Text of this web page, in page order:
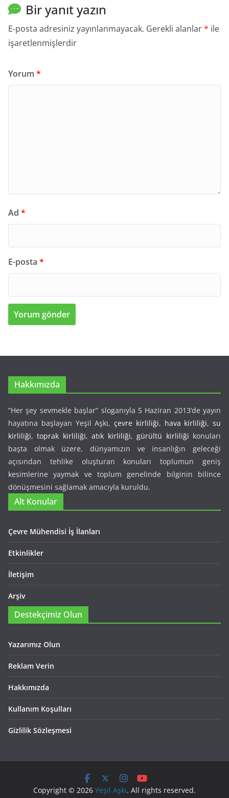
Bir yanıt yazın
E-posta adresiniz yayınlanmayacak. Gerekli alanlar* ile
işaretlenmişlerdir
Yorum *
Ad *
E-posta *
Hakkımızda
“Her şey sevmekle başlar” sloganıyla 5 Haziran 2013’de yayın
hayatına başlayan Yeşil Aşkı, çevre kirliliği, hava kirliliği, su
kirliliği,toprak kirliliği,atık kirliliği,gürültü kirliliği konuları
başta olmak üzere, dünyamızın ve insanlığın geleceği
açısından tehlike oluşturan konuları toplumun geniş
kesimlerine yaymak ve toplum genelinde bilginin bilince
dönüşmesini sağlamak amacıyla kuruldu.
Alt Konular
Çevre Mühendisi İş İlanları
Etkinlikler
İletişim
Arşiv
Destekçimiz Olun
Yazarımız Olun
Reklam Verin
Hakkımızda
Kullanım Koşulları
Gizlilik Sözleşmesi
Copyright © 2026 Yeşil Aşkı. All rights reserved.